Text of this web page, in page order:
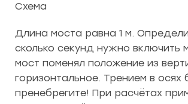
Схема
Длина моста равна 1 м.
сколько секунд нужно включить
мост поменял положение из
горизонтальное. Трением в осях
пренебрегите! При расчётах